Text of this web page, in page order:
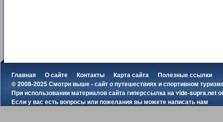
Главная О сайте Контакты Карта сайта
Полезные ссылки
© 2008-2025 Смотри выше - сайт о путешествиях и спортивном
При использовании материалов сайта гиперссылка наvide-supra.net
Если у вас есть вопросы или пожелания вы можетенаписать нам